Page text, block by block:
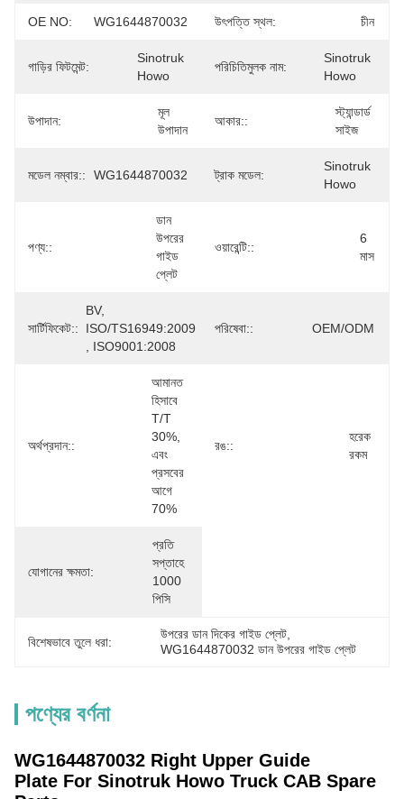
OE NO: WG1644870032 উৎপত্তি স্থল: চীন
গাড়ির ফিটমেন্ট:
Sinotruk
Howo
পরিচিতিমুলক নাম:
Sinotruk
Howo
উপাদান:
মূল
উপাদান
আকার::
স্ট্যান্ডার্ড
সাইজ
মডেল নম্বার:: WG1644870032 ট্রাক মডেল:
Sinotruk
Howo
পণ্য::
ডান
উপরের
গাইড
প্লেট
ওয়ারেন্টি::
6
মাস
সার্টিফিকেট::
BV,
ISO/TS16949:2009
, ISO9001:2008
পরিষেবা:: OEM/ODM
অর্থপ্রদান::
আমানত
হিসাবে
T/T
30%,
এবং
প্রসবের
আগে
70%
রঙ::
হরেক
রকম
যোগানের ক্ষমতা:
প্রতি
সপ্তাহে
1000
পিসি
বিশেষভাবে তুলে ধরা:
উপরের ডান দিকের গাইড প্লেট
WG1644870032 ডান উপরের গাইড প্লেট
পণ্যের বর্ণনা
WG1644870032 Right Upper Guide
Plate For Sinotruk Howo Truck CAB Spare